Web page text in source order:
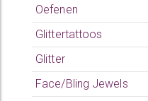
Oefenen
Glittertattoos
Glitter
Face/Bling Jewels